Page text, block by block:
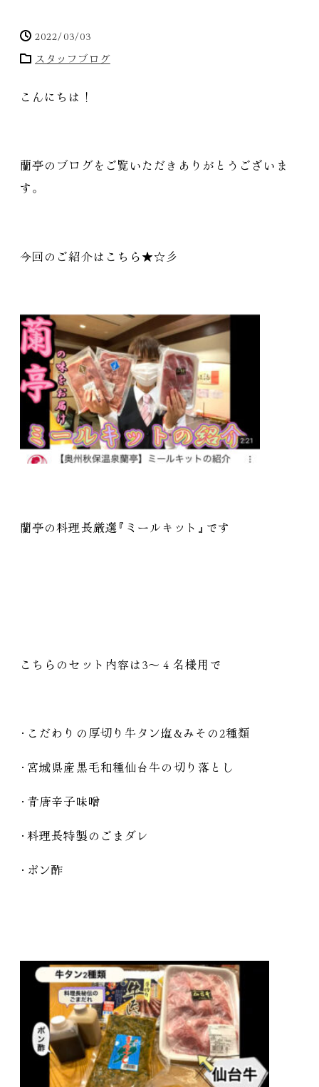
2022/03/03
スタッフブログ
こんにちは！
蘭亭のブログをご覧いただきありがとうございま
す。
今回のご紹介はこちら★☆彡
蘭亭の料理長厳選『 ミールキット 』です
こちらのセット内容は3～４名様用で
・こだわりの厚切り牛タン塩&みその2種類
・宮城県産黒毛和種仙台牛の切り落とし
・青唐辛子味噌
・料理長特製のごまダレ
・ポン酢